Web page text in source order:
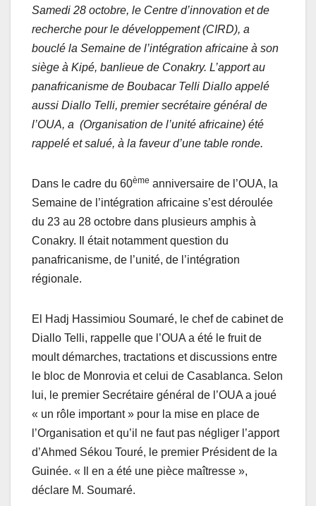
Samedi 28 octobre, le Centre d’innovation et de
recherche pour le développement (CIRD), a
bouclé la Semaine de l’intégration africaine à son
siège à Kipé, banlieue de Conakry. L’apport au
panafricanisme de Boubacar Telli Diallo appelé
aussi Diallo Telli, premier secrétaire général de
l’OUA, a (Organisation de l’unité africaine) été
rappelé et salué, à la faveur d’une table ronde.
Dans le cadre du 60ème anniversaire de l’OUA, la
Semaine de l’intégration africaine s’est déroulée
du 23 au 28 octobre dans plusieurs amphis à
Conakry. Il était notamment question du
panafricanisme, de l’unité, de l’intégration
régionale.
El Hadj Hassimiou Soumaré, le chef de cabinet de
Diallo Telli, rappelle que l’OUA a été le fruit de
moult démarches, tractations et discussions entre
le bloc de Monrovia et celui de Casablanca. Selon
lui, le premier Secrétaire général de l’OUA a joué
« un rôle important » pour la mise en place de
l’Organisation et qu’il ne faut pas négliger l’apport
d’Ahmed Sékou Touré, le premier Président de la
Guinée. « Il en a été une pièce maîtresse »,
déclare M. Soumaré.